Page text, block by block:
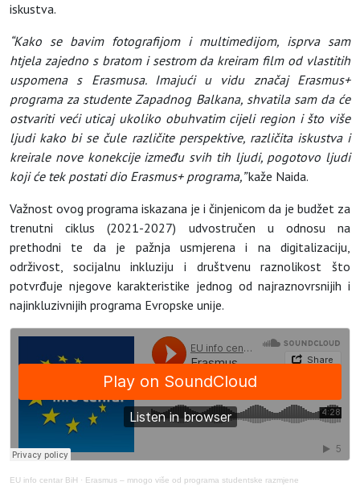
iskustva.
“Kako se bavim fotografijom i multimedijom, isprva sam
htjela zajedno s bratom i sestrom da kreiram film od vlastitih
uspomena s Erasmusa. Imajući u vidu značaj Erasmus+
programa za studente Zapadnog Balkana, shvatila sam da će
ostvariti veći uticaj ukoliko obuhvatim cijeli region i što više
ljudi kako bi se čule različite perspektive, različita iskustva i
kreirale nove konekcije između svih tih ljudi, pogotovo ljudi
koji će tek postati dio Erasmus+ programa,”kaže Naida.
Važnost ovog programa iskazana je i činjenicom da je budžet za
trenutni ciklus (2021-2027) udvostručen u odnosu na
prethodni te da je pažnja usmjerena i na digitalizaciju,
održivost, socijalnu inkluziju i društvenu raznolikost što
potvrđuje njegove karakteristike jednog od najraznovrsnijih i
najinkluzivnijih programa Evropske unije.
EU info centar BiH · Erasmus – mnogo više od programa studentske razmjene